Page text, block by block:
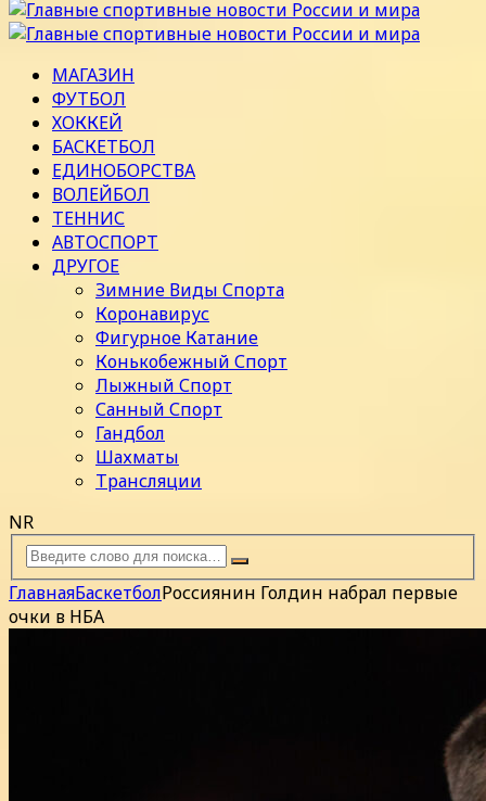
МАГАЗИН
ФУТБОЛ
ХОККЕЙ
БАСКЕТБОЛ
ЕДИНОБОРСТВА
ВОЛЕЙБОЛ
ТЕННИС
АВТОСПОРТ
ДРУГОЕ
Зимние Виды Спорта
Коронавирус
Фигурное Катание
Конькобежный Спорт
Лыжный Спорт
Санный Спорт
Гандбол
Шахматы
Трансляции
NR
ГлавнаяБаскетболРоссиянин Голдин набрал первые
очки в НБА